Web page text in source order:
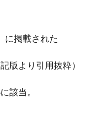
に掲載された
版より引用抜粋）
該当。